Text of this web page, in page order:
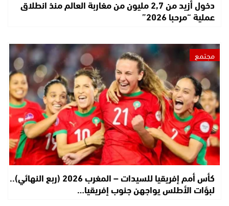
دخول أزيد من 2,7 مليون من مغاربة العالم منذ انطلاق
عملية “مرحبا 2026”
مجتمع
كأس أمم إفريقيا للسيدات – المغرب 2026 (ربع النهائي)..
لبؤات الأطلس يواجهن جنوب إفريقيا…